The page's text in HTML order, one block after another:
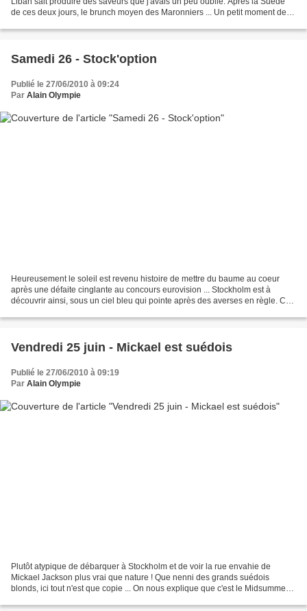
de ces deux jours, le brunch moyen des Maronniers ... Un petit moment de
Samedi 26 - Stock'option
Publié le 27/06/2010 à 09:24
Par Alain Olympie
Heureusement le soleil est revenu histoire de mettre du baume au coeur
après une défaite cinglante au concours eurovision ... Stockholm est à
découvrir ainsi, sous un ciel bleu qui pointe après des averses en règle. Ces
Vendredi 25 juin - Mickael est suédois
Publié le 27/06/2010 à 09:19
Par Alain Olympie
Plutôt atypique de débarquer à Stockholm et de voir la rue envahie de
Mickael Jackson plus vrai que nature ! Que nenni des grands suédois
blonds, ici tout n'est que copie ... On nous explique que c'est le Midsummer